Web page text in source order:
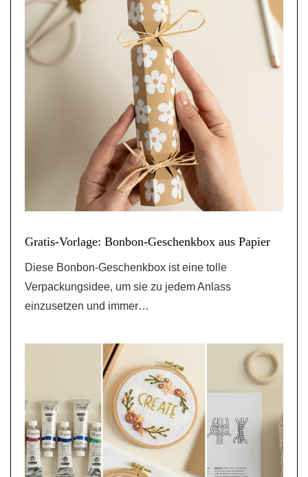
Gratis-Vorlage: Bonbon-Geschenkbox aus Papier
Diese Bonbon-Geschenkbox ist eine tolle
Verpackungsidee, um sie zu jedem Anlass
einzusetzen und immer…